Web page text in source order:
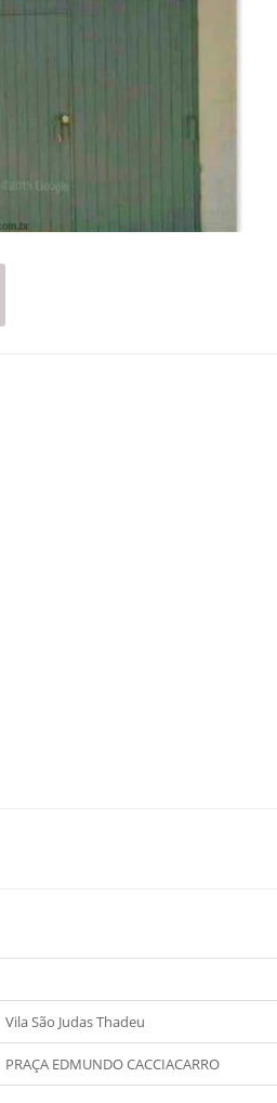
Vila São Judas Thadeu
PRAÇA EDMUNDO CACCIACARRO